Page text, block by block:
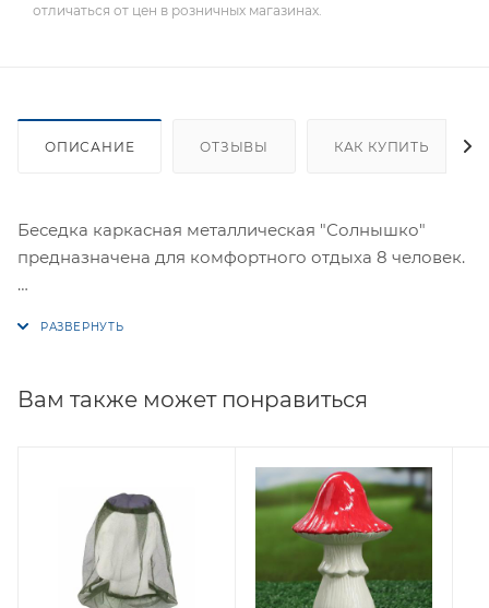
отличаться от цен в розничных магазинах.
ОПИСАНИЕ ОТЗЫВЫ КАК КУПИТЬ
Беседка каркасная металлическая "Солнышко"
предназначена для комфортного отдыха 8 человек.
Стол и скамьи из дерева
Длина основания/крыши - 1,9 м/2,7 м
Ширина основания/крыши - 1,9 м
высота - 1,9 м
Вам также может понравиться